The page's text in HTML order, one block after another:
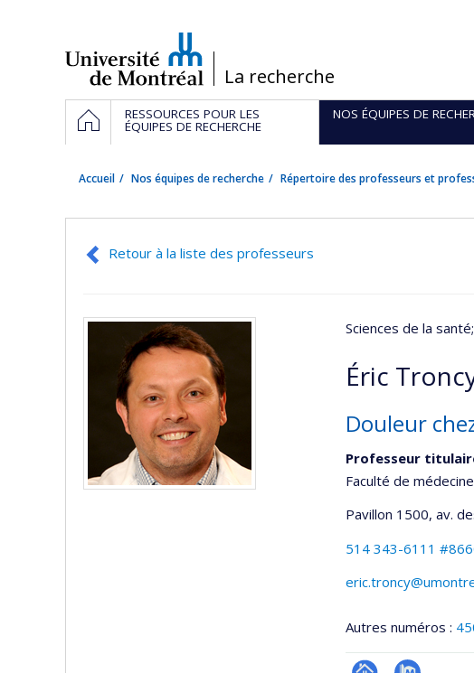
/La recherche
Navigation
principale
ACCUEILRESSOURCES POUR LES
ÉQUIPES DE RECHERCHE
NOS ÉQUIPES DE
Accueil Nos équipes de recherche Répertoire des professeurs et
Retour à la liste des professeurs
Sciences de la santé
Éric
Douleur
Professeur
Faculté de
Pavillon 1500, av.
514 343-6111
Autres numéros :